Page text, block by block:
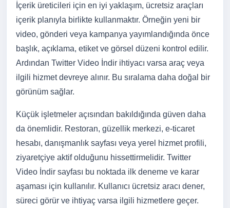
İçerik üreticileri için en iyi yaklaşım, ücretsiz araçları
içerik planıyla birlikte kullanmaktır. Örneğin yeni bir
video, gönderi veya kampanya yayımlandığında önce
başlık, açıklama, etiket ve görsel düzeni kontrol edilir.
Ardından Twitter Video İndir ihtiyacı varsa araç veya
ilgili hizmet devreye alınır. Bu sıralama daha doğal bir
görünüm sağlar.
Küçük işletmeler açısından bakıldığında güven daha
da önemlidir. Restoran, güzellik merkezi, e-ticaret
hesabı, danışmanlık sayfası veya yerel hizmet profili,
ziyaretçiye aktif olduğunu hissettirmelidir. Twitter
Video İndir sayfası bu noktada ilk deneme ve karar
aşaması için kullanılır. Kullanıcı ücretsiz aracı dener,
süreci görür ve ihtiyaç varsa ilgili hizmetlere geçer.